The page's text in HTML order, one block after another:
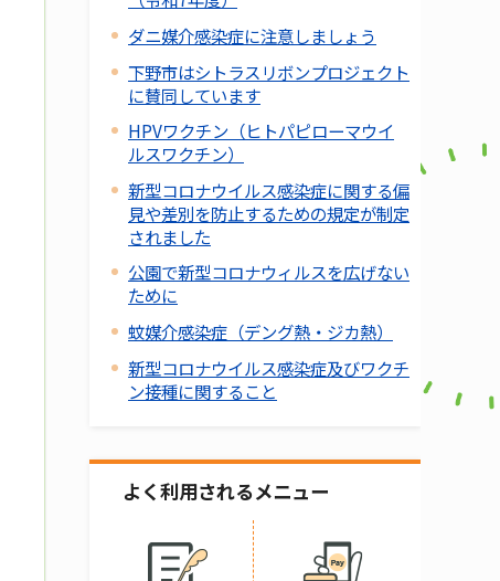
ダニ媒介感染症に注意しましょう
下野市はシトラスリボンプロジェクト
に賛同しています
HPVワクチン（ヒトパピローマウイ
ルスワクチン）
新型コロナウイルス感染症に関する偏
見や差別を防止するための規定が制定
されました
公園で新型コロナウィルスを広げない
ために
蚊媒介感染症（デング熱・ジカ熱）
新型コロナウイルス感染症及びワクチ
ン接種に関すること
よく利用されるメニュー